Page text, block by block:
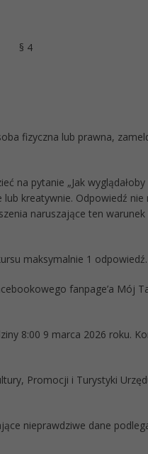
§ 4
fizyczna lub prawna,
na pytanie „Jak
kreatywnie. Odpowiedź
naruszające ten
maksymalnie 1 odpowiedź.
fanpage’a Mój
8:00 9 marca 2026 roku.
Promocji i Turystyki
nieprawdziwe dane